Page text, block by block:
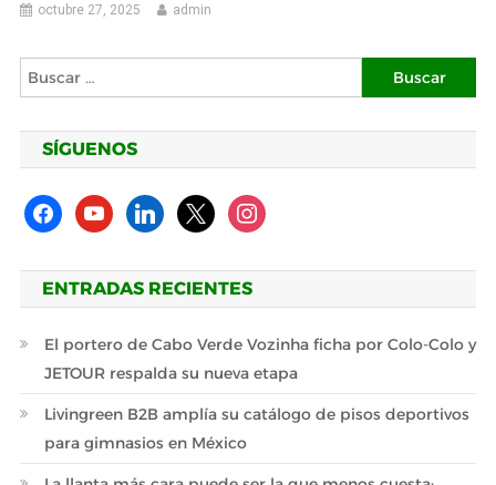
octubre 27, 2025 admin
Buscar:
SÍGUENOS
facebookyoutubelinkedin
x instagram
ENTRADAS RECIENTES
El portero de Cabo Verde Vozinha ficha por Colo-Colo y
JETOUR respalda su nueva etapa
Livingreen B2B amplía su catálogo de pisos deportivos
para gimnasios en México